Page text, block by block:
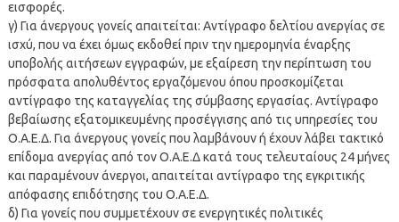
εισφορές.
γ) Για άνεργους γονείς απαιτείται: Αντίγραφο δελτίου ανεργίας σε
ισχύ, που να έχει όμως εκδοθεί πριν την ημερομηνία έναρξης
υποβολής αιτήσεων εγγραφών, με εξαίρεση την περίπτωση του
πρόσφατα απολυθέντος εργαζόμενου όπου προσκομίζεται
αντίγραφο της καταγγελίας της σύμβασης εργασίας. Αντίγραφο
βεβαίωσης εξατομικευμένης προσέγγισης από τις υπηρεσίες του
Ο.Α.Ε.Δ. Για άνεργους γονείς που λαμβάνουν ή έχουν λάβει τακτικό
επίδομα ανεργίας από τον Ο.Α.Ε.Δ κατά τους τελευταίους 24 μήνες
και παραμένουν άνεργοι, απαιτείται αντίγραφο της εγκριτικής
απόφασης επιδότησης του Ο.Α.Ε.Δ.
δ) Για γονείς που συμμετέχουν σε ενεργητικές πολιτικές